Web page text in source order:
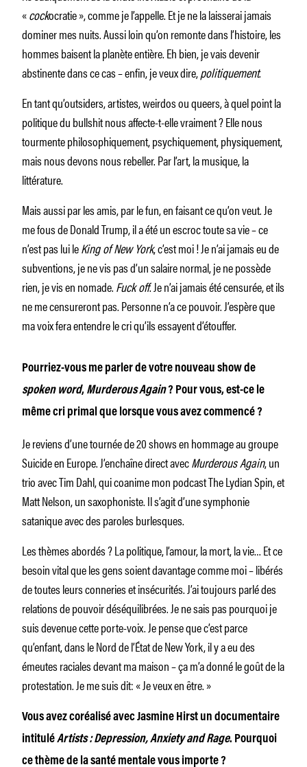
«cockocratie », comme je l’appelle. Et je ne la laisserai jamais
dominer mes nuits. Aussi loin qu’on remonte dans l’histoire, les
hommes baisent la planète entière. Eh bien, je vais devenir
abstinente dans ce cas – enfin, je veux dire,politiquement.
En tant qu’outsiders, artistes, weirdos ou queers, à quel point la
politique du bullshit nous affecte-t-elle vraiment ? Elle nous
tourmente philosophiquement, psychiquement, physiquement,
mais nous devons nous rebeller. Par l’art, la musique, la
littérature.
Mais aussi par les amis, par le fun, en faisant ce qu’on veut. Je
me fous de Donald Trump, il a été un escroc toute sa vie – ce
n’est pas lui leKing of New York, c’est moi ! Je n’ai jamais eu de
subventions, je ne vis pas d’un salaire normal, je ne possède
rien, je vis en nomade.Fuck off. Je n’ai jamais été censurée, et ils
ne me censureront pas. Personne n’a ce pouvoir. J’espère que
ma voix fera entendre le cri qu’ils essayent d’étouffer.
Pourriez-vous me parler de votre nouveau show de
spoken word, Murderous Again? Pour vous, est-ce le
même cri primal que lorsque vous avez commencé ?
Je reviens d’une tournée de 20 shows en hommage au groupe
Suicide en Europe. J’enchaîne direct avecMurderous Again, un
trio avec Tim Dahl, qui coanime mon podcast The Lydian Spin, et
Matt Nelson, un saxophoniste. Il s’agit d’une symphonie
satanique avec des paroles burlesques.
Les thèmes abordés ? La politique, l’amour, la mort, la vie… Et ce
besoin vital que les gens soient davantage comme moi – libérés
de toutes leurs conneries et insécurités. J’ai toujours parlé des
relations de pouvoir déséquilibrées. Je ne sais pas pourquoi je
suis devenue cette porte-voix. Je pense que c’est parce
qu’enfant, dans le Nord de l’État de New York, il y a eu des
émeutes raciales devant ma maison – ça m’a donné le goût de la
protestation. Je me suis dit: « Je veux en être. »
Vous avez coréaliséavec Jasmine Hirst un documentaire
intituléArtists : Depression, Anxiety and Rage. Pourquoi
ce thème de la santé mentale vous importe ?